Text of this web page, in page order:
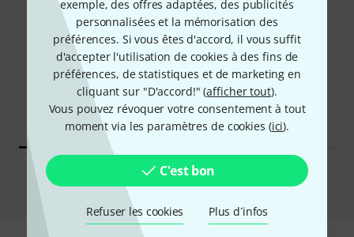
exemple, des offres adaptées, des publicités
personnalisées et la mémorisation des
préférences. Si vous êtes d'accord, il vous suffit
d'accepter l'utilisation de cookies à des fins de
préférences, de statistiques et de marketing en
cliquant sur "D'accord!" (afficher tout).
Vous pouvez révoquer votre consentement à tout
moment via les paramètres de cookies (ici).
C'est bon
Refuser les cookies Plus d´infos
39%
ONT ACHETÉ
EXACTEMENT CE PRODUIT
169 €
16%
ONT ACHETÉ
Yamaha PSR-E383
185 €
Comparer